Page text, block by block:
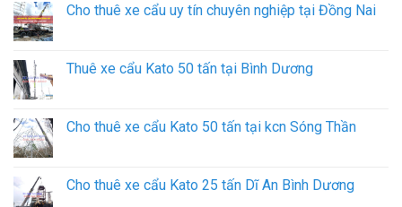
Cho thuê xe cẩu uy tín chuyên nghiệp tại Đồng Nai
Thuê xe cẩu Kato 50 tấn tại Bình Dương
Cho thuê xe cẩu Kato 50 tấn tại kcn Sóng Thần
Cho thuê xe cẩu Kato 25 tấn Dĩ An Bình Dương